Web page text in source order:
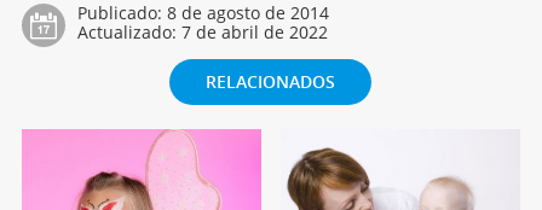
Publicado: 8 de agosto de 2014
Actualizado: 7 de abril de 2022
RELACIONADOS